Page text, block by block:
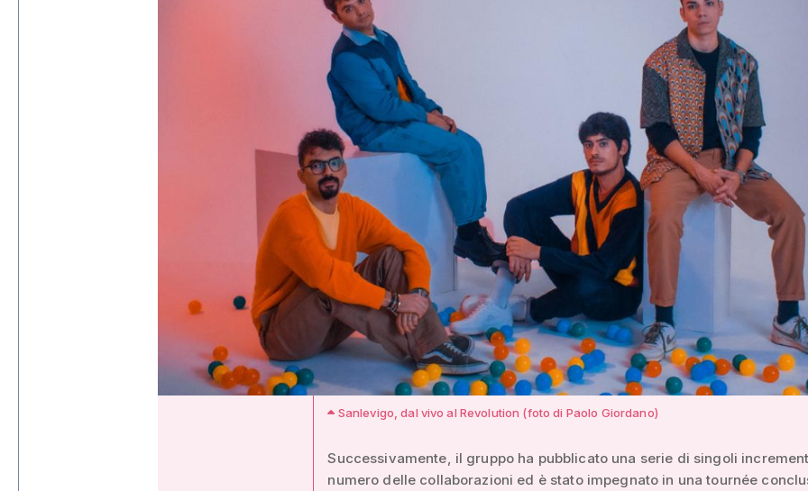
Sanlevigo, dal vivo al Revolution (foto di Paolo Giordano)
Successivamente, il gruppo ha pubblicato una serie di singoli
numero delle collaborazioni ed è stato impegnato in una tournée